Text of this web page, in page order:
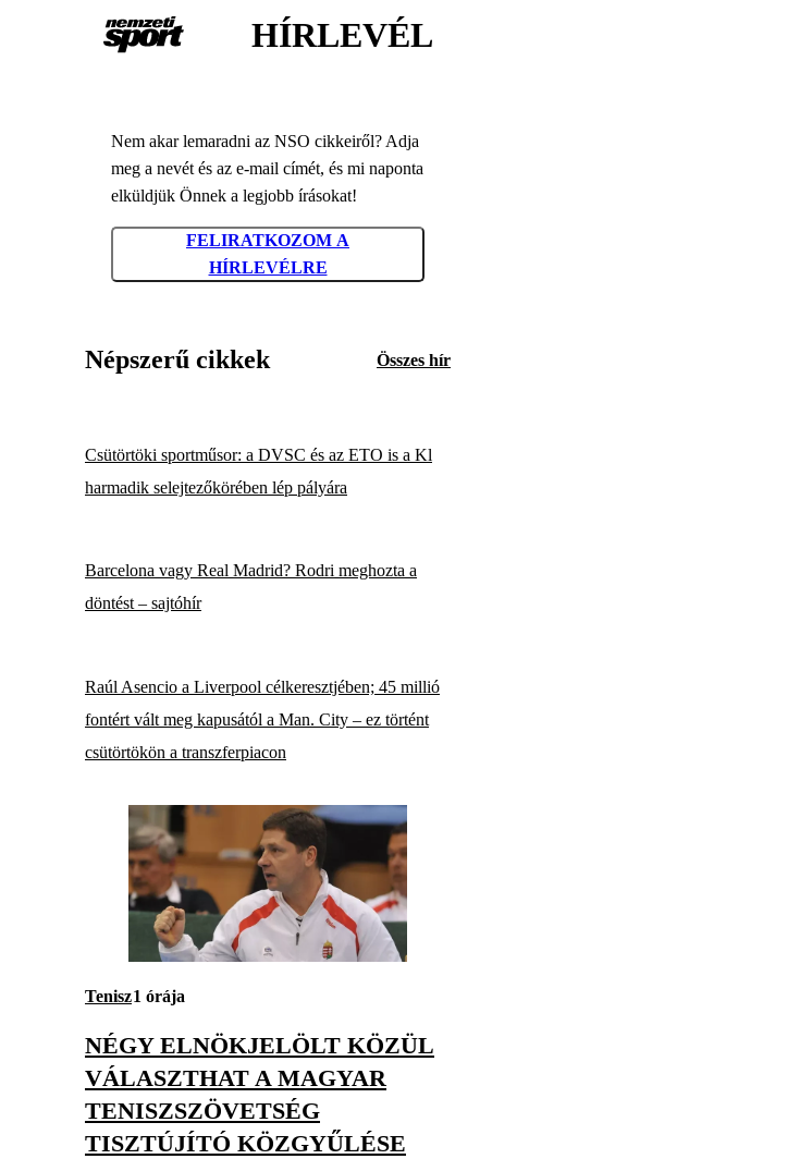
HÍRLEVÉL
Nem akar lemaradni az NSO cikkeiről? Adja
meg a nevét és az e-mail címét, és mi naponta
elküldjük Önnek a legjobb írásokat!
FELIRATKOZOM A
HÍRLEVÉLRE
Népszerű cikkek Összes hír
Csütörtöki sportműsor: a DVSC és az ETO is a Kl
harmadik selejtezőkörében lép pályára
Barcelona vagy Real Madrid? Rodri meghozta a
döntést – sajtóhír
Raúl Asencio a Liverpool célkeresztjében; 45 millió
fontért vált meg kapusától a Man. City – ez történt
csütörtökön a transzferpiacon
Tenisz1 órája
NÉGY ELNÖKJELÖLT KÖZÜL
VÁLASZTHAT A MAGYAR
TENISZSZÖVETSÉG
TISZTÚJÍTÓ KÖZGYŰLÉSE